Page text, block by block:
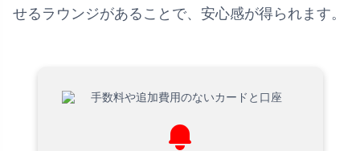
せるラウンジがあることで、安心感が得られます。